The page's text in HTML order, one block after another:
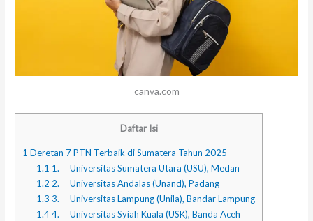
canva.com
Daftar Isi
1 Deretan 7 PTN Terbaik di Sumatera Tahun 2025
1.1 1. Universitas Sumatera Utara (USU), Medan
1.2 2. Universitas Andalas (Unand), Padang
1.3 3. Universitas Lampung (Unila), Bandar Lampung
1.44. Universitas Syiah Kuala (USK), Banda Aceh